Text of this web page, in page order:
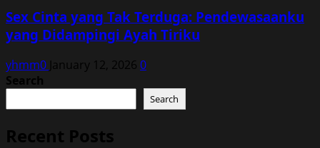
Sex Cinta yang Tak Terduga: Pendewasaanku
yang Didampingi Ayah Tiriku
yhmm0 January 12, 2026 0
Search
Search
Recent Posts